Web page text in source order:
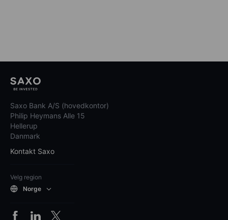
Saxo Bank A/S (hovedkontor)
Philip Heymans Alle 15
Hellerup
Danmark
Kontakt Saxo
Velg region
Norge